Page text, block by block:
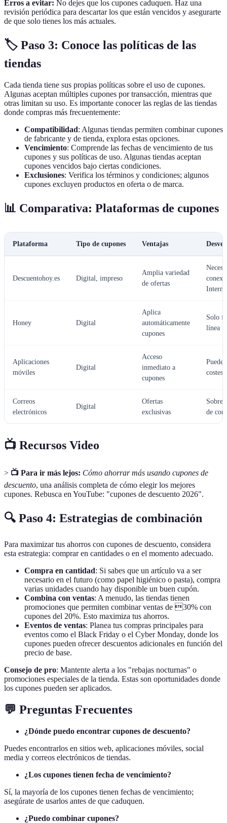
Erros a evitar: No dejes que los cupones caduquen. Haz una
revisión periódica para descartar los que están vencidos y asegurarte
de que solo tienes los más actuales.
🏷️ Paso 3: Conoce las políticas de las
tiendas
Cada tienda tiene sus propias políticas sobre el uso de cupones.
Algunas aceptan múltiples cupones por transacción, mientras que
otras limitan su uso. Es importante conocer las reglas de las tiendas
donde compras más frecuentemente:
Compatibilidad: Algunas tiendas permiten combinar cupones
de fabricante y de tienda, explora estas opciones.
Vencimiento: Comprende las fechas de vencimiento de tus
cupones y sus políticas de uso. Algunas tiendas aceptan
cupones vencidos bajo ciertas condiciones.
Exclusiones: Verifica los términos y condiciones; algunos
cupones excluyen productos en oferta o de marca.
📊 Comparativa: Plataformas de cupones
Plataforma Tipo de cupones Ventajas
Descuentohoy.es Digital, impreso
Amplia variedad
de ofertas
Honey Digital
Aplica
automáticamente
cupones
Solo
línea
Aplicaciones
móviles
Digital
Acceso
inmediato a
cupones
costes
Correos
electrónicos
Digital
Ofertas
exclusivas
de
📺 Recursos Video
> 📺 Para ir más lejos: Cómo ahorrar más usando cupones de
descuento, una análisis completa de cómo elegir los mejores
cupones. Rebusca en YouTube: "cupones de descuento 2026".
🔍 Paso 4: Estrategias de combinación
Para maximizar tus ahorros con cupones de descuento, considera
esta estrategia: comprar en cantidades o en el momento adecuado.
Compra en cantidad: Si sabes que un artículo va a ser
necesario en el futuro (como papel higiénico o pasta), compra
varias unidades cuando hay disponible un buen cupón.
Combina con ventas: A menudo, las tiendas tienen
promociones que permiten combinar ventas de 30% con
cupones del 20%. Esto maximiza tus ahorros.
Eventos de ventas: Planea tus compras principales para
eventos como el Black Friday o el Cyber Monday, donde los
cupones pueden ofrecer descuentos adicionales en función del
precio de base.
Consejo de pro: Mantente alerta a los "rebajas nocturnas" o
promociones especiales de la tienda. Estas son oportunidades donde
los cupones pueden ser aplicados.
💬 Preguntas Frecuentes
¿Dónde puedo encontrar cupones de descuento?
Puedes encontrarlos en sitios web, aplicaciones móviles, social
media y correos electrónicos de tiendas.
¿Los cupones tienen fecha de vencimiento?
Sí, la mayoría de los cupones tienen fechas de vencimiento;
asegúrate de usarlos antes de que caduquen.
¿Puedo combinar cupones?